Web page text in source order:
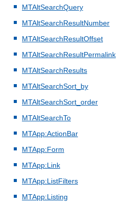
MTAltSearchQuery
MTAltSearchResultNumber
MTAltSearchResultOffset
MTAltSearchResultPermalink
MTAltSearchResults
MTAltSearchSort_by
MTAltSearchSort_order
MTAltSearchTo
MTApp:ActionBar
MTApp:Form
MTApp:Link
MTApp:ListFilters
MTApp:Listing